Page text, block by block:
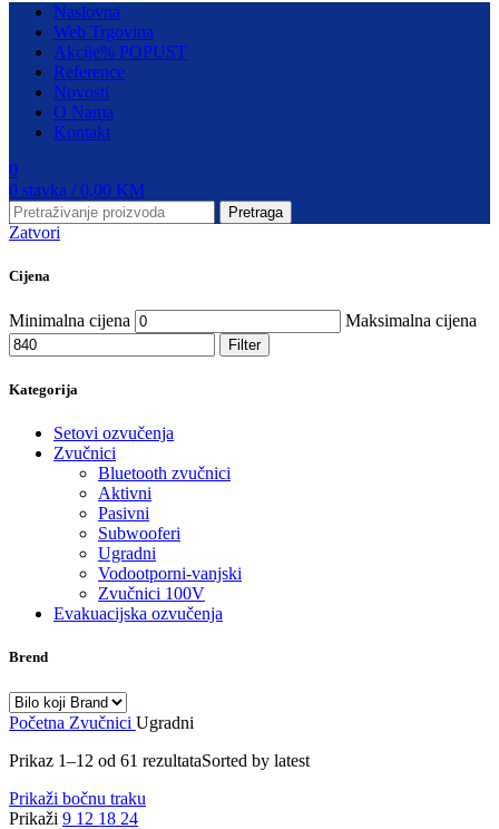
Naslovna
Web Trgovina
Akcije% POPUST
Reference
Novosti
O Nama
Kontakt
0
0 stavka / 0,00 KM
Pretraga
Zatvori
Cijena
Minimalna cijena Maksimalna cijena
Filter
Kategorija
Setovi ozvučenja
Zvučnici
Bluetooth zvučnici
Aktivni
Pasivni
Subwooferi
Ugradni
Vodootporni-vanjski
Zvučnici 100V
Evakuacijska ozvučenja
Brend
Početna Zvučnici Ugradni
Prikaz 1–12 od 61 rezultataSorted by latest
Prikaži bočnu traku
Prikaži 9 12 18 24